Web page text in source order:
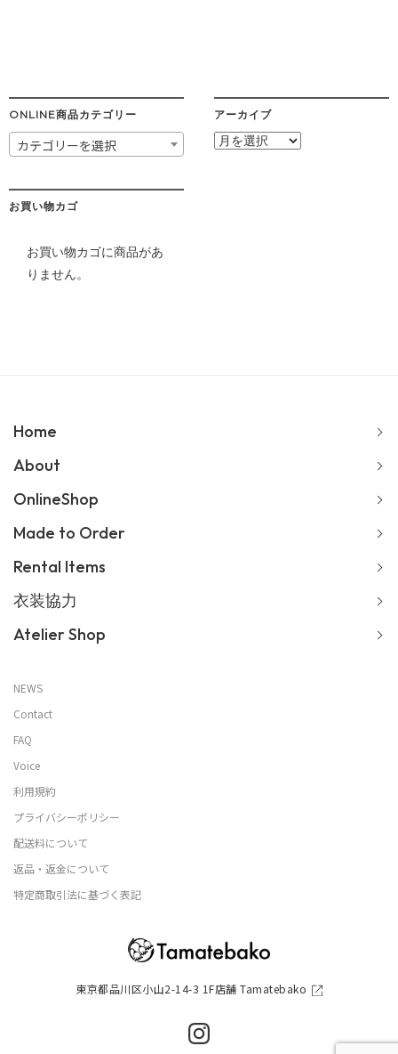
ONLINE商品カテゴリー
カテゴリーを選択
アーカイブ
ア
ー
お買い物カゴ
お買い物カゴに商品があ
りません。
東京都品川区小山2-14-3 1F店舗 Tamatebako
Home
About
OnlineShop
Made to Order
Rental Items
衣装協力
Atelier Shop
NEWS
Contact
FAQ
Voice
利用規約
プライバシーポリシー
配送料について
返品・返金について
特定商取引法に基づく表記